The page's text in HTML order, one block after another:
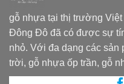
gỗ nhựa tại thị trường
Đông Đô đã có được sự
nhỏ. Với đa dạng các sản
trời, gỗ nhựa ốp trần, gỗ